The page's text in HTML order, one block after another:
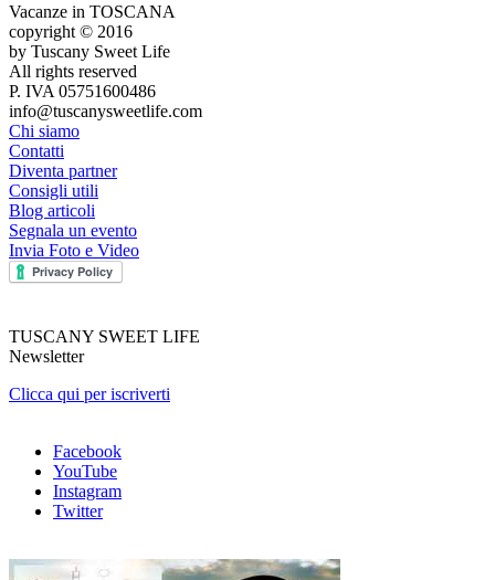
Vacanze in TOSCANA
copyright © 2016
by Tuscany Sweet Life
All rights reserved
P. IVA 05751600486
info@tuscanysweetlife.com
Chi siamo
Contatti
Diventa partner
Consigli utili
Blog articoli
Segnala un evento
Invia Foto e Video
TUSCANY SWEET LIFE
Newsletter
Clicca qui per iscriverti
Facebook
YouTube
Instagram
Twitter